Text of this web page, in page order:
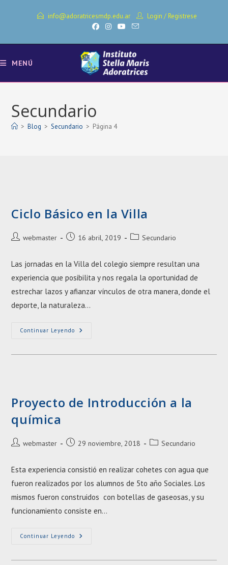
info@adoratricesmdp.edu.ar Login / Registrese
MENÚ
Secundario
> Blog > Secundario > Página 4
Ciclo Básico en la Villa
Autor
entrada:
webmaster
Entrada16 abril, 2019
Categoría
entrada:
Secundario
Las jornadas en la Villa del colegio siempre resultan una
experiencia que posibilita y nos regala la oportunidad de
estrechar lazos y afianzar vínculos de otra manera, donde el
deporte, la naturaleza…
Continuar Leyendo Ciclo
La
Proyecto de Introducción a la
química
Autor
entrada:
webmaster
Entrada29 noviembre, 2018
Categoría
entrada:
Secundario
Esta experiencia consistió en realizar cohetes con agua que
fueron realizados por los alumnos de 5to año Sociales. Los
mismos fueron construidos con botellas de gaseosas, y su
funcionamiento consiste en…
Continuar Leyendo Proyecto
A